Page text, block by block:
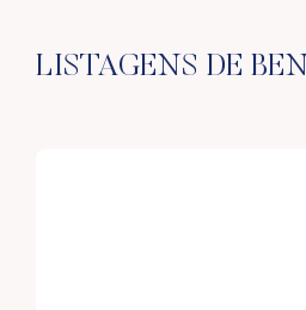
LISTAGENS DE BEN